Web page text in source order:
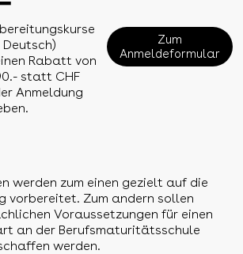
Rabatt von
statt CHF
Anmeldung
Zum
Anmeldeformular
werden zum einen gezielt auf die
vorbereitet. Zum andern sollen
Voraussetzungen für einen
an der Berufsmaturitätsschule
werden.